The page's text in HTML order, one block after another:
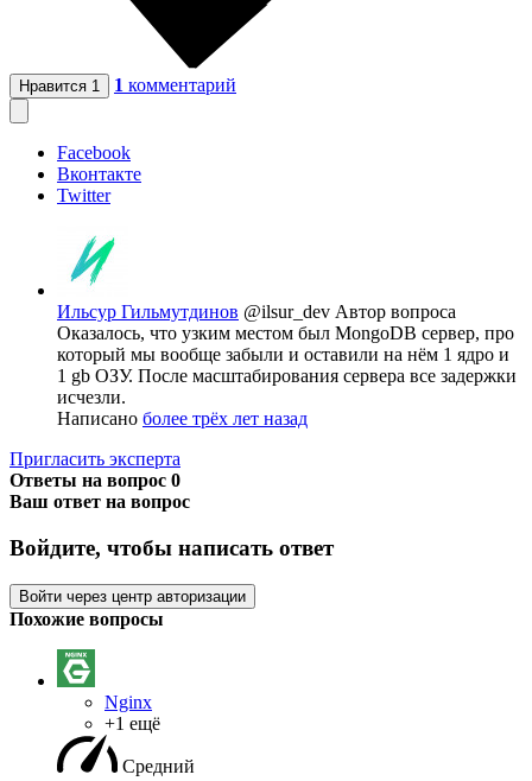
Нравится 1 1 комментарий
Facebook
Вконтакте
Twitter
Ильсур Гильмутдинов @ilsur_dev Автор вопроса
Оказалось, что узким местом был MongoDB сервер, про
который мы вообще забыли и оставили на нём 1 ядро и
1 gb ОЗУ. После масштабирования сервера все задержки
исчезли.
Написано более трёх лет назад
Пригласить эксперта
Ответы на вопрос 0
Ваш ответ на вопрос
Войдите, чтобы написать ответ
Войти через центр авторизации
Похожие вопросы
Nginx
+1 ещё
Средний